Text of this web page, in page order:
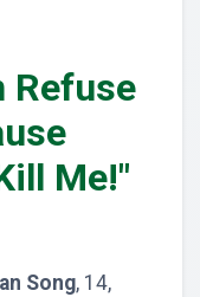
Refuse
Me!"
Song, 14,